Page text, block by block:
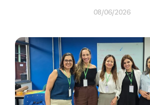
08/06/2026